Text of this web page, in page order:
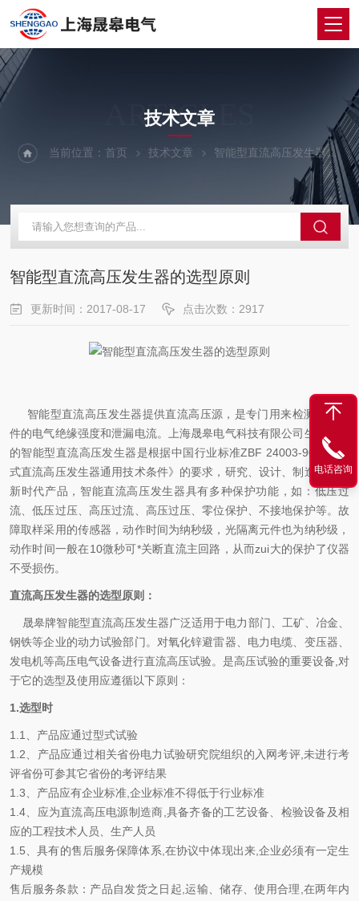
ARTICLES
技术文章
当前位置：首页 技术文章 智能型直流高压发生器的选型原则
智能型直流高压发生器的选型原则
更新时间：2017-08-17 点击次数：2917
智能型直流高压发生器提供直流高压源，是专门用来检测电力器
件的电气绝缘强度和泄漏电流。上海晟皋电气科技有限公司生产销售
的智能型直流高压发生器是根据中国行业标准ZBF 24003-90《便携
式直流高压发生器通用技术条件》的要求，研究、设计、制造的，是
新时代产品，智能直流高压发生器具有多种保护功能，如：低压过
流、低压过压、高压过流、高压过压、零位保护、不接地保护等。故
障取样采用的传感器，动作时间为纳秒级，光隔离元件也为纳秒级，
动作时间一般在10微秒可*关断直流主回路，从而zui大的保护了仪器
不受损伤。
直流高压发生器的选型原则：
晟皋牌智能型直流高压发生器广泛适用于电力部门、工矿、冶金、
钢铁等企业的动力试验部门。对氧化锌避雷器、电力电缆、变压器、
发电机等高压电气设备进行直流高压试验。是高压试验的重要设备,对
于它的选型及使用应遵循以下原则：
1.选型时
1.1、产品应通过型式试验
1.2、产品应通过相关省份电力试验研究院组织的入网考评,未进行考
评省份可参其它省份的考评结果
1.3、产品应有企业标准,企业标准不得低于行业标准
1.4、应为直流高压电源制造商,具备齐备的工艺设备、检验设备及相
应的工程技术人员、生产人员
1.5、具有的售后服务保障体系,在协议中体现出来,企业必须有一定生
产规模
售后服务条款：产品自发货之日起,运输、储存、使用合理,在两年内
电话咨询